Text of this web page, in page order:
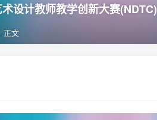
设计教师教学创新大赛(NDTC)
正文